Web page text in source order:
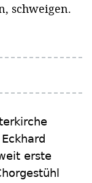
schweigen.
erste